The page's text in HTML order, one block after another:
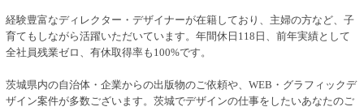
経験豊富なディレクター・デザイナーが在籍しており、主婦の方など、子
育てもしながら活躍いただいています。年間休日118日、前年実績として
全社員残業ゼロ、有休取得率も100%です。
茨城県内の自治体・企業からの出版物のご依頼や、WEB・グラフィックデ
ザイン案件が多数ございます。茨城でデザインの仕事をしたいあなたのご